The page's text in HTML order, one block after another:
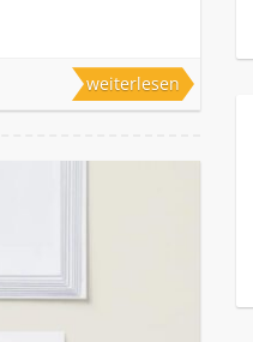
weiterlesen